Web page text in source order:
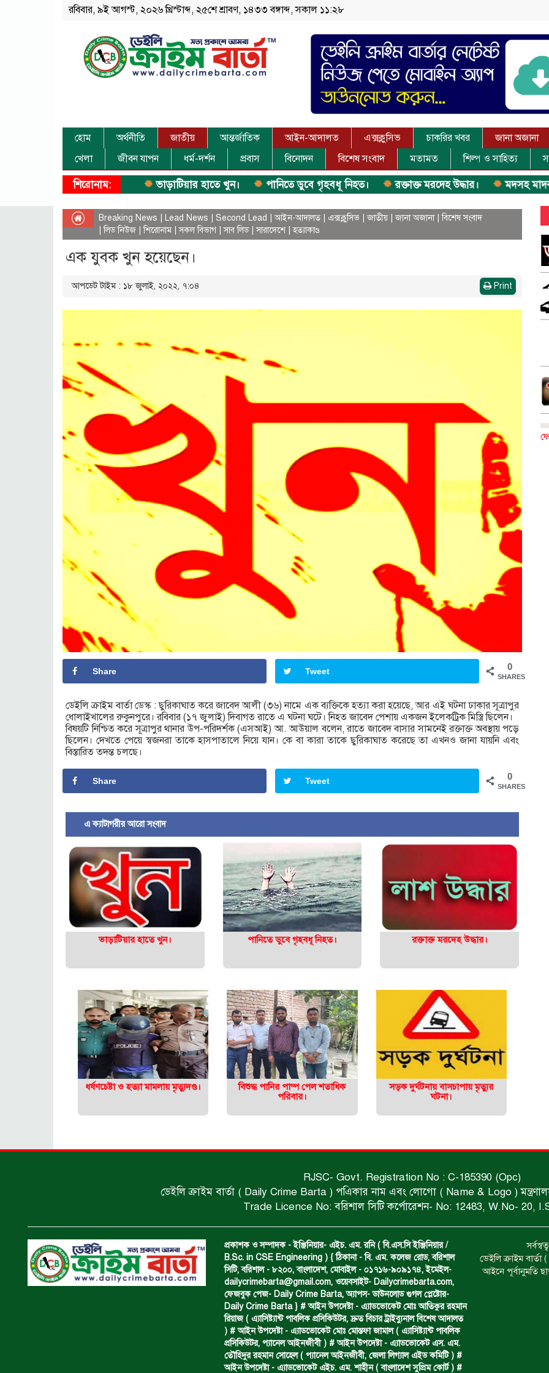
রবিবার, ৯ই আগস্ট, ২০২৬ খ্রিস্টাব্দ, ২৫শে শ্রাবণ, ১৪৩৩ বঙ্গাব্দ, সকাল ১১:২৮
হোম অর্থনীতি জাতীয় আন্তর্জাতিক আইন-আদালত এক্সক্লুসিভ চাকরির খবর জানা অজানা
খেলা
জীবন যাপন ধর্ম-দর্শন প্রবাস বিনোদন বিশেষ সংবাদ মতামত শিল্প ও সাহিত্য
শিরোনাম: ভাড়াটিয়ার হাতে খুন। পানিতে ডুবে গৃহবধূ নিহত। রক্তাক্ত মরদেহ উদ্ধার। মদসহ মাদক
Breaking News Lead News Second Lead |আইন-আদালত এক্সক্লুসিভ |জাতীয় |জানা অজানা|বিশেষ সংবাদ
|লিড নিউজ |শিরোনাম|সকল বিভাগ|সাব লিড|সারাদেশে|হত্যাকাণ্ড
এক যুবক খুন হয়েছেন।
আপডেট টাইম : ১৮ জুলাই, ২০২২, ৭:০৪ Print
0
SHARES
Share Tweet
ডেইলি ক্রাইম বার্তা ডেস্ক : ছুরিকাঘাত করে জাবেদ আলী (৩৬) নামে এক ব্যক্তিকে হত্যা করা হয়েছে, আর এই ঘটনা ঢাকার সূত্রাপুর
ধোলাইখালের রুকুনপুরে। রবিবার (১৭ জুলাই) দিবাগত রাতে এ ঘটনা ঘটে। নিহত জাবেদ পেশায় একজন ইলেকট্রিক মিস্ত্রি ছিলেন।
বিষয়টি নিশ্চিত করে সূত্রাপুর থানার উপ-পরিদর্শক (এসআই) আ. আউয়াল বলেন, রাতে জাবেদ বাসার সামনেই রক্তাক্ত অবস্থায় পড়ে
ছিলেন। দেখতে পেয়ে স্বজনরা তাকে হাসপাতালে নিয়ে যান। কে বা কারা তাকে ছুরিকাঘাত করেছে তা এখনও জানা যায়নি এবং
বিস্তারিত তদন্ত চলছে।
0
SHARES
Share Tweet
এ ক্যাটাগরীর আরো সংবাদ
ভাড়াটিয়ার হাতে খুন। পানিতে ডুবে গৃহবধূ নিহত। রক্তাক্ত মরদেহ উদ্ধার।
ধর্ষণচেষ্টা ও হত্যা মামলায় মৃত্যুদণ্ড।
বিশুদ্ধ পানির পাম্প পেল শতাধিক
পরিবার।
সড়ক দুর্ঘটনায় বাসচাপায় মৃত্যুর
ঘটনা।
RJSC- Govt. Registration No : C-185390 (Opc)
ডেইলি ক্রাইম বার্তা ( Daily Crime Barta ) পএিকার নাম এবং লোগো ( Name & Logo ) মন্ত্রণালয়
Trade Licence No: বরিশাল সিটি কর্পোরেশন- No: 12483, W.No- 20,
প্রকাশক ও সম্পাদক - ইঞ্জিনিয়ার- এইচ. এম. রনি ( বি.এস.সি ইঞ্জিনিয়ার /
B.Sc. in CSE Engineering ) { ঠিকানা - বি. এম. কলেজ রোড, বরিশাল
সিটি, বরিশাল - ৮২০০, বাংলাদেশ, মোবাইল - ০১৭১৬-৯০৯১৭৪, ইমেইল-
dailycrimebarta@gmail.com, ওয়েবসাইট- Dailycrimebarta.com,
ফেজবুক পেজ- Daily Crime Barta, অ‍্যাপস- ডাউনলোড গুগল প্লেষ্টোর-
Daily Crime Barta } # আইন উপদেষ্টা - এ্যাডভোকেট মোঃ আতিকুর রহমান
রিয়াজ ( এ‍্যাসিষ্ট‍্যান্ট পাবলিক প্রসিকিউটর, দ্রুত বিচার ট্রাইব্যুনাল বিশেষ আদালত
) # আইন উপদেষ্টা - এ্যাডভোকেট মোঃ মোস্তফা জামাল ( এ‍্যাসিষ্ট‍্যান্ট পাবলিক
প্রসিকিউটর, প‍্যানেল আইনজীবী ) # আইন উপদেষ্টা - এ্যাডভোকেট এস. এম.
তৌহিদুর রহমান সোহেল ( প‍্যানেল আইনজীবী, জেলা লিগ্যাল এইড কমিটি ) #
আইন উপদেষ্টা - এ্যাডভোকেট এইচ. এম. শাহীন ( বাংলাদেশ সুপ্রিম কোর্ট ) #
ডেইলি ক্রাইম
আইনে পূর্বানুমতি